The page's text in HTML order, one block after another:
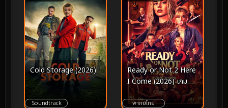
Cold Storage (2026)
Soundtrack
Ready or Not 2 Here
I Come (2026) เกม
พร้อมตาย ภาค 2
พากย์ไทย